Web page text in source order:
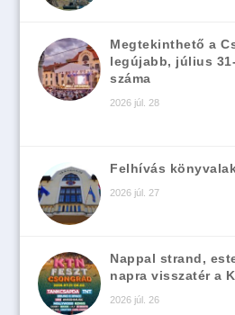
Megtekinthető a
legújabb, július
száma
2026 júl. 28
Felhívás
2026 júl. 27
Nappal strand,
napra visszatér a
2026 júl. 26